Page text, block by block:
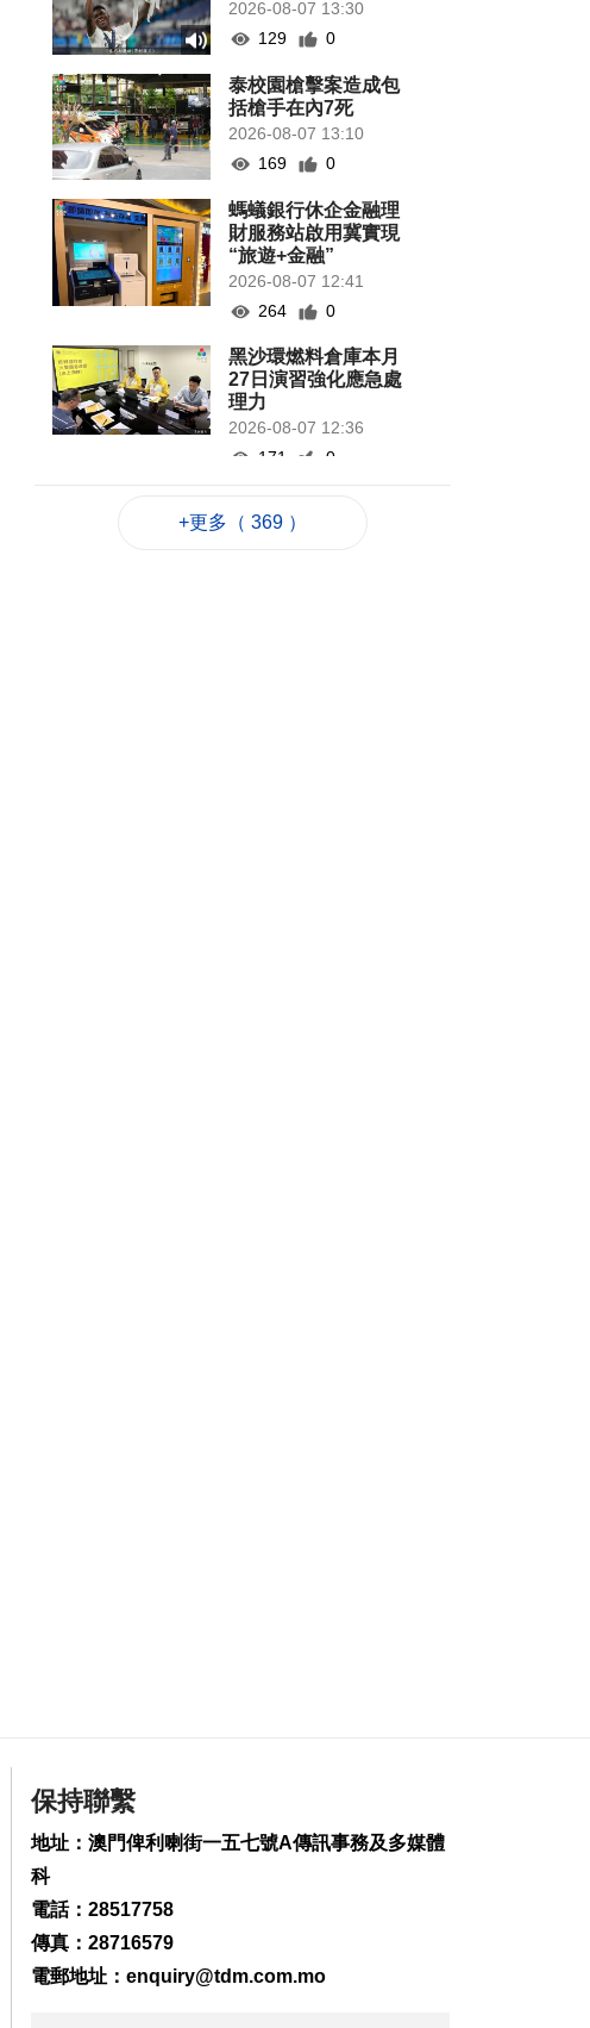
2026-08-07 13:30
129
0
泰校園槍擊案造成包
括槍手在內7死
2026-08-07 13:10
169
0
螞蟻銀行休企金融理
財服務站啟用冀實現
“旅遊+金融”
2026-08-07 12:41
264
0
黑沙環燃料倉庫本月
27日演習強化應急處
理力
2026-08-07 12:36
171
0
死20傷 槍手在逃
2026-08-07 09:51
2026-08-07 09:08
+更多（ 369 ）
保持聯繫
地址：澳門俾利喇街一五七號A傳訊事務及多媒體
科
電話：28517758
傳真：28716579
電郵地址： enquiry@tdm.com.mo